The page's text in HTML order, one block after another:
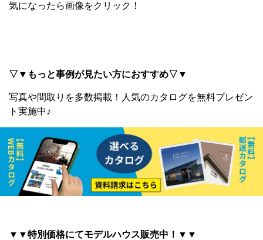
気になったら画像をクリック！
▽▼もっと事例が見たい方におすすめ▽▼
写真や間取りを多数掲載！ 人気のカタログを無料プレゼン
ト実施中♪
▼▼特別価格にてモデルハウス販売中！▼▼